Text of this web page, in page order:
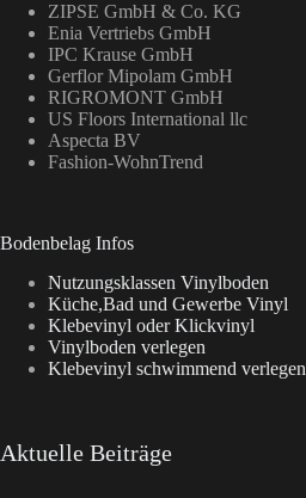
ZIPSE GmbH & Co. KG
Enia Vertriebs GmbH
IPC Krause GmbH
Gerflor Mipolam GmbH
RIGROMONT GmbH
US Floors International llc
Aspecta BV
Fashion-WohnTrend
Bodenbelag Infos
Nutzungsklassen Vinylboden
Küche,Bad und Gewerbe Vinyl
Klebevinyl oder Klickvinyl
Vinylboden verlegen
Klebevinyl schwimmend verlegen
Aktuelle Beiträge